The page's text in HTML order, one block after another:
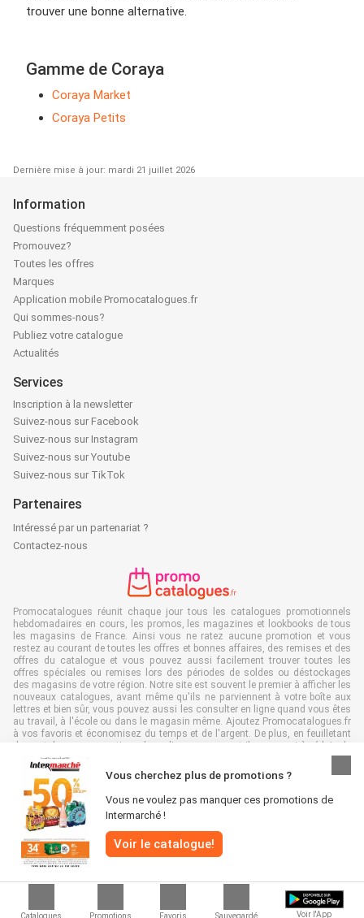
Catalogues Promotions Favoris Sauvegardé Voir l'App
trouver une bonne alternative.
Gamme de Coraya
Coraya Market
Coraya Petits
Dernière mise à jour: mardi 21 juillet 2026
Vous cherchez plus de promotions ?
Vous ne voulez pas manquer ces promotions de
Intermarché !
Voir le catalogue!
Information
Questions fréquemment posées
Promouvez?
Toutes les offres
Marques
Application mobile Promocatalogues.fr
Qui sommes-nous?
Publiez votre catalogue
Actualités
Services
Inscription à la newsletter
Suivez-nous sur Facebook
Suivez-nous sur Instagram
Suivez-nous sur Youtube
Suivez-nous sur TikTok
Partenaires
Intéressé par un partenariat ?
Contactez-nous
Promocatalogues réunit chaque jour tous les catalogues promotionnels
hebdomadaires en cours, les promos, les magazines et lookbooks de tous
les magasins de France. Ainsi vous ne ratez aucune promotion et vous
restez au courant de toutes les offres et bonnes affaires, des remises et des
offres du catalogue et vous pouvez aussi facilement trouver toutes les
offres spéciales ou remises lors des périodes de soldes ou déstockages
des magasins de votre région. Notre site est souvent le premier à afficher les
nouveaux catalogues, avant même qu'ils ne parviennent à votre boîte aux
lettres et bien sûr, vous pouvez aussi les consulter en ligne quand vous êtes
au travail, à l'école ou dans le magasin même. Ajoutez Promocatalogues.fr
à vos favoris et économisez du temps et de l'argent. De plus, en feuilletant
des catalogues promotionnels en ligne, vous contribuez aussi à réduire le
gaspillage de papier, ce qui est très avantageux pour l’environnement.
Tous droits réservés & copie : Promocatalogues.fr 2026 |
responsabilité| Conditions générales Politique de confidentialité